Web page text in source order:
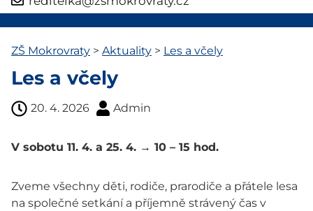
ZŠ Mokrovraty > Aktuality > Les a včely
Les a včely
20. 4. 2026 Admin
V sobotu 11. 4. a 25. 4. → 10 – 15 hod.
Zveme všechny děti, rodiče, prarodiče a přátele lesa
na společné setkání a příjemně strávený čas v